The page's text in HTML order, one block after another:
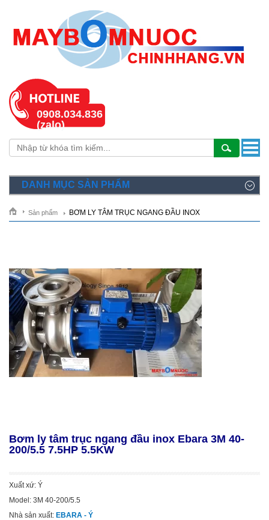
0908.034.836
(zalo)
DANH MỤC SẢN PHẨM
Sản phẩm BƠM LY TÂM TRỤC NGANG ĐẦU INOX
Bơm ly tâm trục ngang đầu inox Ebara 3M 40-
200/5.5 7.5HP 5.5KW
Xuất xứ: Ý
Model: 3M 40-200/5.5
Nhà sản xuất: EBARA - Ý